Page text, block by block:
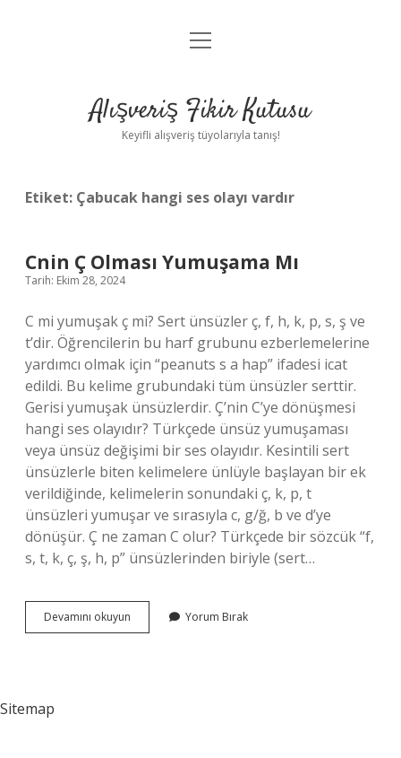
Anasayfa
Yasal Uyarı
menüyü
Alışveriş Fikir Kutusu
Keyifli alışveriş tüyolarıyla tanış!
Etiket: Çabucak hangi ses olayı vardır
Cnin Ç Olması Yumuşama Mı
Tarih: Ekim 28, 2024
C mi yumuşak ç mi? Sert ünsüzler ç, ​​​​f, h, k, p, s, ş ve
t’dir. Öğrencilerin bu harf grubunu ezberlemelerine
yardımcı olmak için “peanuts s a hap” ifadesi icat
edildi. Bu kelime grubundaki tüm ünsüzler serttir.
Gerisi yumuşak ünsüzlerdir. Ç’nin C’ye dönüşmesi
hangi ses olayıdır? Türkçede ünsüz yumuşaması
veya ünsüz değişimi bir ses olayıdır. Kesintili sert
ünsüzlerle biten kelimelere ünlüyle başlayan bir ek
verildiğinde, kelimelerin sonundaki ç, k, p, t
ünsüzleri yumuşar ve sırasıyla c, g/ğ, b ve d’ye
dönüşür. Ç ne zaman C olur? Türkçede bir sözcük “f,
s, t, k, ç, ş, h, p” ünsüzlerinden biriyle (sert…
Devamını okuyun
Ç
Yorum Bırak
Sitemap